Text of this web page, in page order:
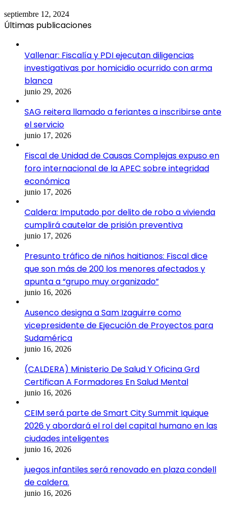
septiembre 12, 2024
Últimas publicaciones
Vallenar: Fiscalía y PDI ejecutan diligencias
investigativas por homicidio ocurrido con arma
blanca
junio 29, 2026
SAG reitera llamado a feriantes a inscribirse ante
el servicio
junio 17, 2026
Fiscal de Unidad de Causas Complejas expuso en
foro internacional de la APEC sobre integridad
económica
junio 17, 2026
Caldera: Imputado por delito de robo a vivienda
cumplirá cautelar de prisión preventiva
junio 17, 2026
Presunto tráfico de niños haitianos: Fiscal dice
que son más de 200 los menores afectados y
apunta a “grupo muy organizado”
junio 16, 2026
Ausenco designa a Sam Izaguirre como
vicepresidente de Ejecución de Proyectos para
Sudamérica
junio 16, 2026
(CALDERA) Ministerio De Salud Y Oficina Grd
Certifican A Formadores En Salud Mental
junio 16, 2026
CEIM será parte de Smart City Summit Iquique
2026 y abordará el rol del capital humano en las
ciudades inteligentes
junio 16, 2026
juegos infantiles será renovado en plaza condell
de caldera.
junio 16, 2026